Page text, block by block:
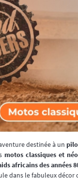
destinée à un
motos classiques et
africains des années
dans le fabuleux décor